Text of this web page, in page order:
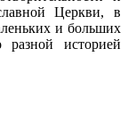
Церкви, в
и больших
истори­ей